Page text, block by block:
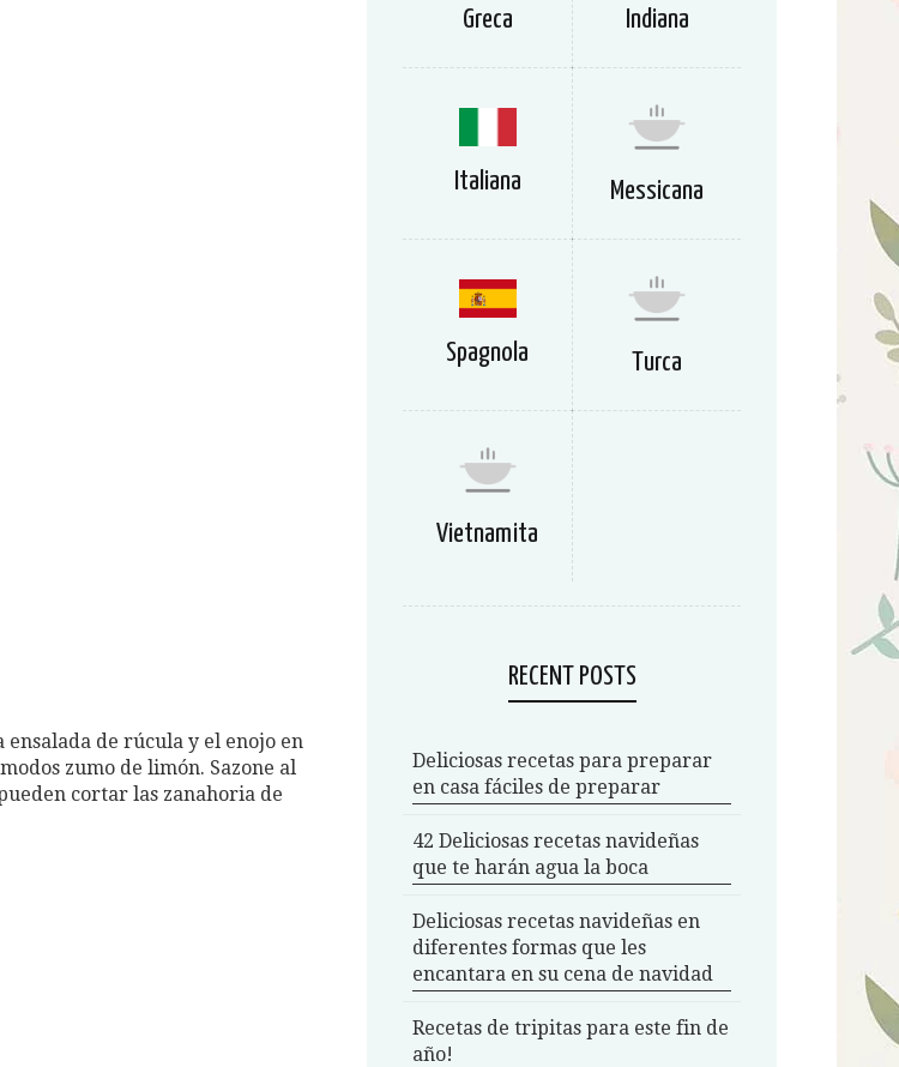
ensalada de rúcula y el enojo en
zumo de limón. Sazone al
cortar las zanahoria de
Greca Indiana
Italiana Messicana
Spagnola Turca
Vietnamita
RECENT POSTS
Deliciosas recetas para preparar
en casa fáciles de preparar
42 Deliciosas recetas navideñas
que te harán agua la boca
Deliciosas recetas navideñas en
diferentes formas que les
encantara en su cena de navidad
Recetas de tripitas para este fin de
año!